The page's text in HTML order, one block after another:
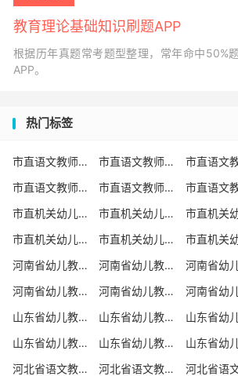
教育理论基础知识刷题APP
根据历年真题常考题型整理，常年命中50%
APP。
热门标签
市直语文教师招聘 市直语文教师招聘考试真题
市直语文教师编制考试真题
市直语文教师编制考试真题卷
市直机关幼儿教师招聘
市直机关幼儿教师考试
市直机关幼儿教师招聘考试真题卷
市直机关幼儿教师编制考试真题卷
河南省幼儿教师招聘
河南省幼儿教师考试
河南省幼儿教师招聘考试真题卷
河南省幼儿教师编制考试真题
山东省幼儿教师招聘
山东省幼儿教师考试
山东省幼儿教师招聘考试真题卷
山东省幼儿教师编制考试真题
河北省语文教师招聘
河北省语文教师招聘考试真题